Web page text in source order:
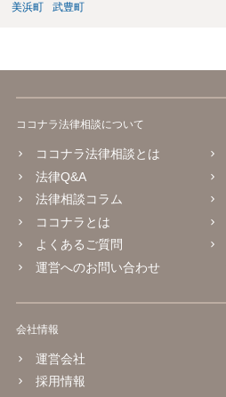
美浜町
武豊町
ココナラ法律相談について
ココナラ法律相談とは
法律Q&A
法律相談コラム
ココナラとは
よくあるご質問
運営へのお問い合わせ
会社情報
運営会社
採用情報